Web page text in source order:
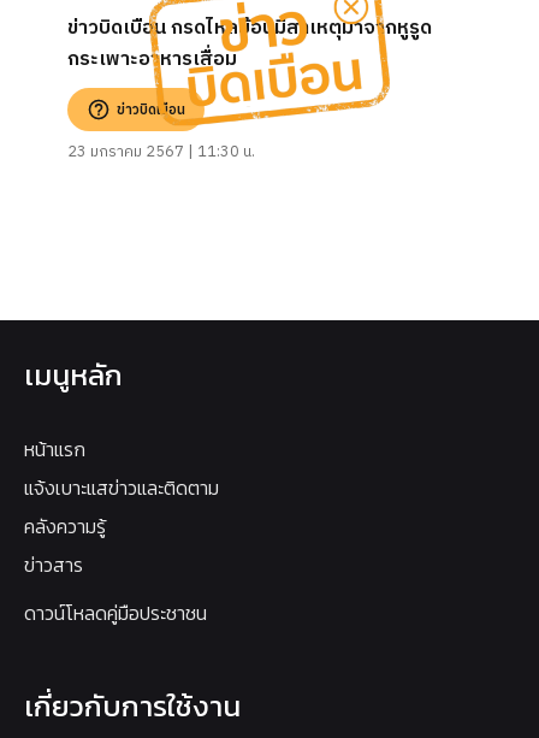
ข่าวบิดเบือน กรดไหลย้อนมีสาเหตุมาจากหูรูด
กระเพาะอาหารเสื่อม
ข่าวบิดเบือน
23 มกราคม 2567 | 11:30 น.
เมนูหลัก
หน้าแรก
แจ้งเบาะแสข่าวและติดตาม
คลังความรู้
ข่าวสาร
ดาวน์โหลดคู่มือประชาชน
เกี่ยวกับการใช้งาน